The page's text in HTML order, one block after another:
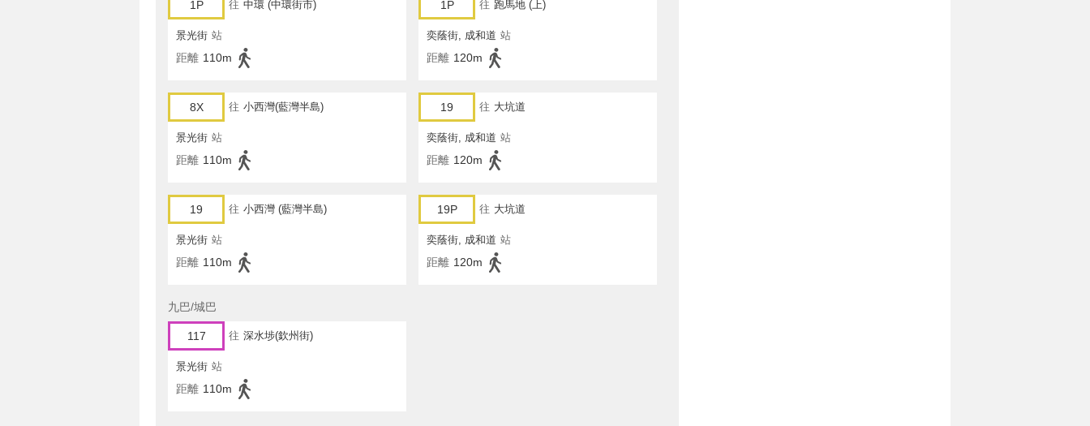
1P 往 中環 (中環街市)
景光街 站
距離 110m
1P 往 跑馬地 (上)
奕蔭街, 成和道 站
距離 120m
8X 往 小西灣(藍灣半島)
景光街 站
距離 110m
19 往 大坑道
奕蔭街, 成和道 站
距離 120m
19 往 小西灣 (藍灣半島)
景光街 站
距離 110m
19P 往 大坑道
奕蔭街, 成和道 站
距離 120m
九巴/城巴
117 往 深水埗(欽州街)
景光街 站
距離 110m